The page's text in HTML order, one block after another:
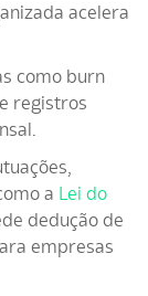
acelera
como burn
registros
a Lei do
dedução de
empresas